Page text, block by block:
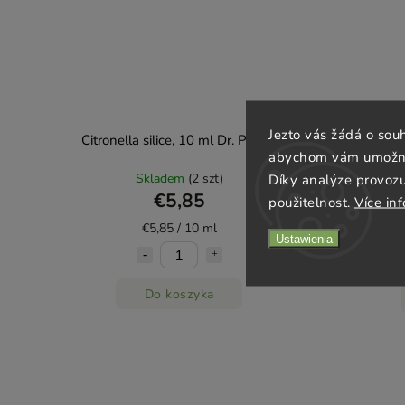
Jezto vás žádá o
abychom vám
Díky analýze
použitelnost. Více
Ustawienia
Citronella silice, 10 ml Dr. Popov
Skladem (2 szt)
€5,85
€5,85 / 10 ml
Do koszyka
Vitální